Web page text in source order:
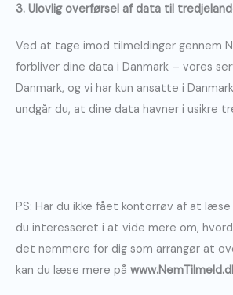
3. Ulovlig overførsel af data til
Ved at tage imod tilmeldinger gennem
forbliver dine data i Danmark – vores
Danmark, og vi har kun ansatte i
undgår du, at dine data havner i usikre
PS: Har du ikke fået kontorrøv af at
du interesseret i at vide mere om,
det nemmere for dig som arrangør at
kan du læse mere på